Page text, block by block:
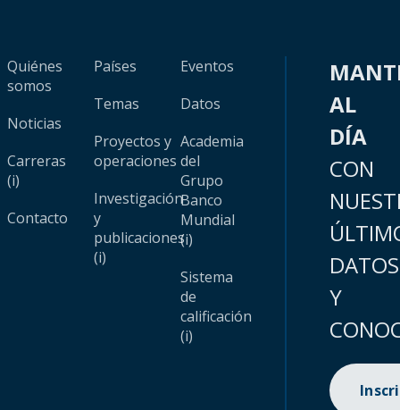
Quiénes
somos
Noticias
Carreras
(i)
Contacto
Países
Temas
Proyectos y
operaciones
Investigación
y
publicaciones
(i)
Eventos
Datos
Academia
del
Grupo
Banco
Mundial
(i)
Sistema
de
calificación
(i)
AL
DÍA
CON
DATOS
Y